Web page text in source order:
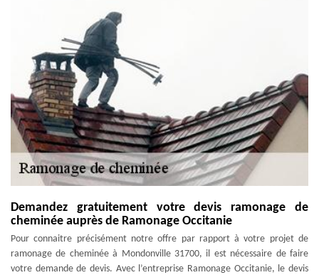
Demandez gratuitement votre devis ramonage de
cheminée auprès de Ramonage Occitanie
Pour connaitre précisément notre offre par rapport à votre projet de
ramonage de cheminée à Mondonville 31700, il est nécessaire de faire
votre demande de devis. Avec l’entreprise Ramonage Occitanie, le devis